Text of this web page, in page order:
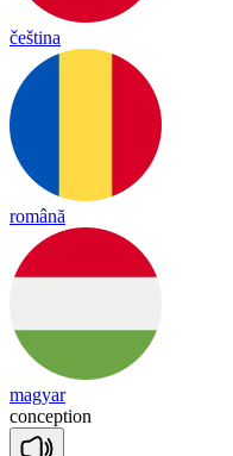
čeština
română
magyar
conception